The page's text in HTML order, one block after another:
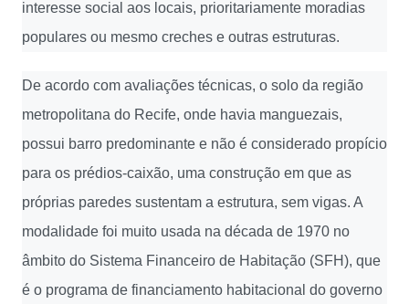
interesse social aos locais, prioritariamente moradias
populares ou mesmo creches e outras estruturas.
De acordo com avaliações técnicas, o solo da região
metropolitana do Recife, onde havia manguezais,
possui barro predominante e não é considerado propício
para os prédios-caixão, uma construção em que as
próprias paredes sustentam a estrutura, sem vigas. A
modalidade foi muito usada na década de 1970 no
âmbito do Sistema Financeiro de Habitação (SFH), que
é o programa de financiamento habitacional do governo